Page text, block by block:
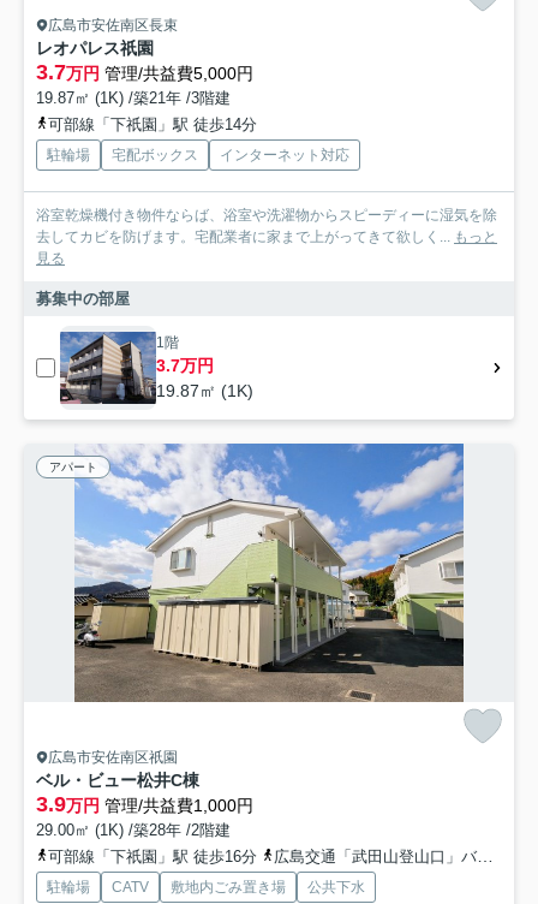
広島市安佐南区長束
レオパレス祇園
3.7万円 管理/共益費5,000円
19.87㎡ (1K) /築21年 /3階建
可部線「下祇園」駅 徒歩14分
駐輪場 宅配ボックス インターネット対応
浴室乾燥機付き物件ならば、浴室や洗濯物からスピーディーに湿気を除
去してカビを防げます。宅配業者に家まで上がってきて欲しく... もっと
見る
募集中の部屋
1階
3.7万円
19.87㎡ (1K)
アパート
広島市安佐南区祇園
ベル・ビュー松井C棟
3.9万円 管理/共益費1,000円
29.00㎡ (1K) /築28年 /2階建
可部線「下祇園」駅 徒歩16分
広島交通「武田山登山口」バス停下車 徒歩4分
駐輪場 CATV 敷地内ごみ置き場 公共下水